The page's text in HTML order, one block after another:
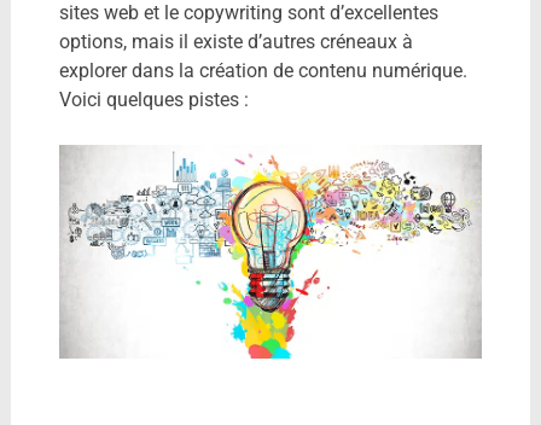
sites web et le copywriting sont d’excellentes
options, mais il existe d’autres créneaux à
explorer dans la création de contenu numérique.
Voici quelques pistes :